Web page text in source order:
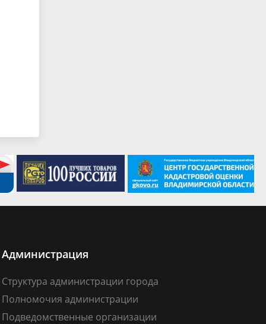
Администрация
Структура администрации города
Полномочия администрации
Подведомственные организации